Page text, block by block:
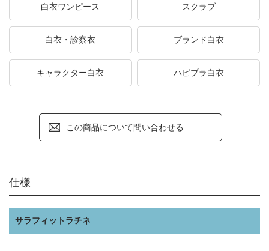
白衣ワンピース スクラブ
白衣・診察衣 ブランド白衣
キャラクター白衣 ハピプラ白衣
この商品について問い合わせる
仕様
サラフィットラチネ